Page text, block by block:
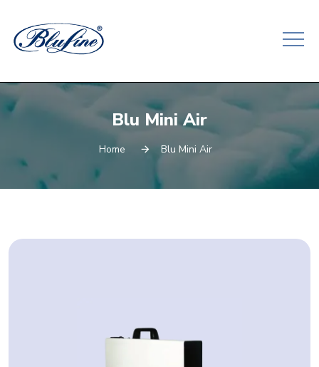
Blu Mini Air
Home Blu Mini Air